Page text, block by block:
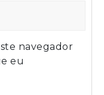
navegador
eu